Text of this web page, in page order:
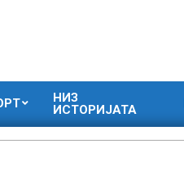
НИЗ
ИСТОРИЈАТА